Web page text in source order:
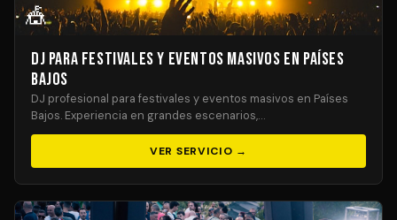
🎪
DJ para Festivales y Eventos Masivos en Países
Bajos
DJ profesional para festivales y eventos masivos en Países
Bajos. Experiencia en grandes escenarios,…
VER SERVICIO →